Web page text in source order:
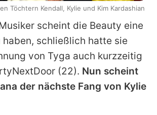
scheint die Beauty eine
haben, schließlich hatte sie
von Tyga auch kurzzeitig
(22). Nun scheint
der nächste Fang von Kylie
Töchtern Kendall, Kylie und Kim Kardashian